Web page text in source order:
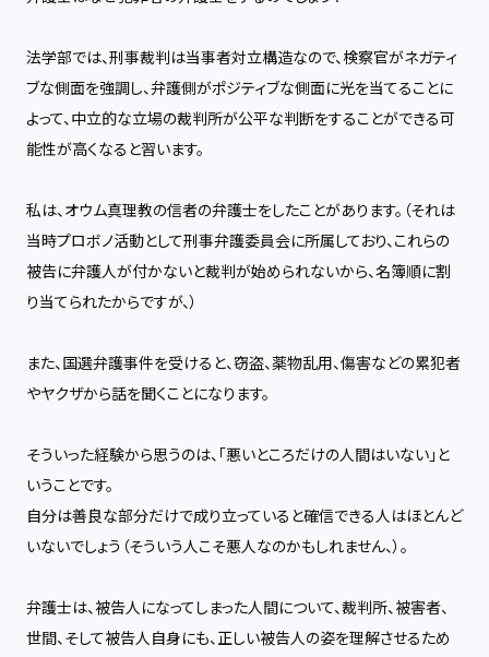
法学部では、刑事裁判は当事者対立構造なので、検察官がネガティ
ブな側面を強調し、弁護側がポジティブな側面に光を当てることに
よって、中立的な立場の裁判所が公平な判断をすることができる可
能性が高くなると習います。
私は、オウム真理教の信者の弁護士をしたことがあります。（それは
当時プロボノ活動として刑事弁護委員会に所属しており、これらの
被告に弁護人が付かないと裁判が始められないから、名簿順に割
り当てられたからですが、）
また、国選弁護事件を受けると、窃盗、薬物乱用、傷害などの累犯者
やヤクザから話を聞くことになります。
そういった経験から思うのは、「悪いところだけの人間はいない」と
いうことです。
自分は善良な部分だけで成り立っていると確信できる人はほとんど
いないでしょう（そういう人こそ悪人なのかもしれません、）。
弁護士は、被告人になってしまった人間について、裁判所、被害者、
世間、そして被告人自身にも、正しい被告人の姿を理解させるため